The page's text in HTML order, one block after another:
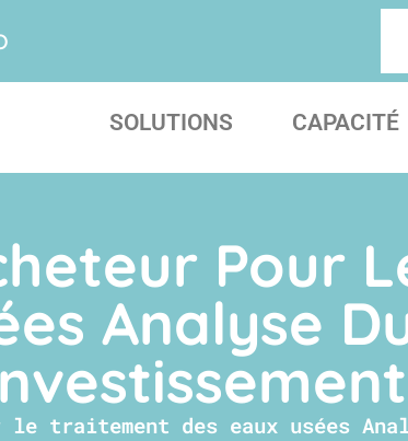
SOLUTIONS CAPACITÉ
Pour
Analyse
traitement des eaux usées